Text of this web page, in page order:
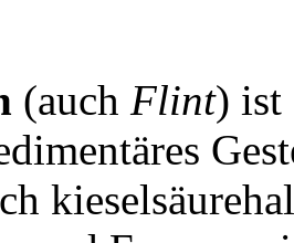
(auch Flint) ist